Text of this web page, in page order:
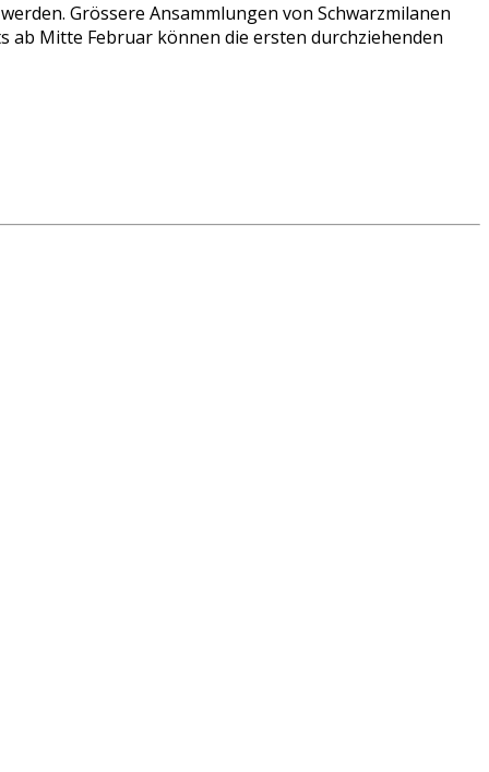
Grössere Ansammlungen von Schwarzmilanen
ab Mitte Februar können die ersten durchziehenden